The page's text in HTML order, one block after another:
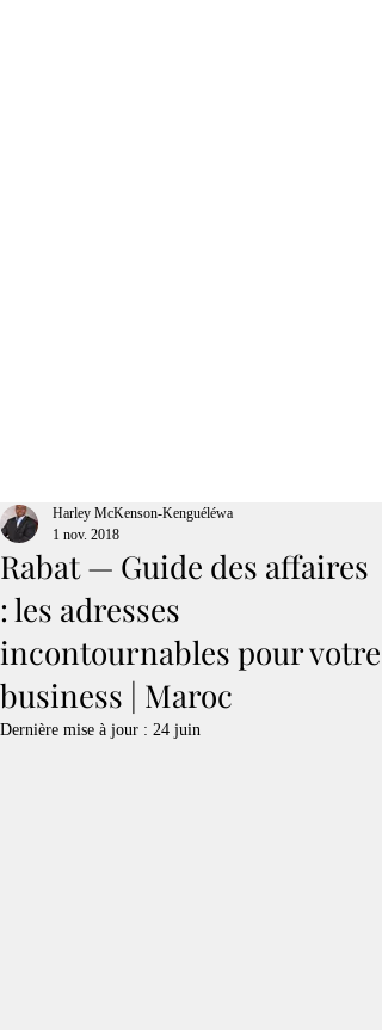
Rabat — Guide des affaires
: les adresses
incontournables pour votre
business | Maroc
Harley McKenson-Kenguéléwa
1 nov. 2018
Dernière mise à jour : 24 juin